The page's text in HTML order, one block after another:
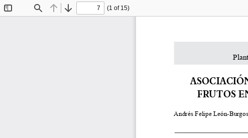
Find Previous
Next
(1 of 15)
FRUTOS
Andrés Felipe León-Burgos